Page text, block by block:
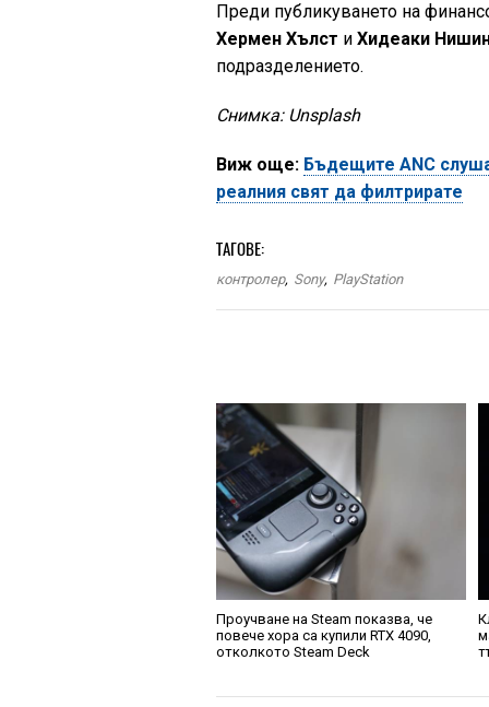
Преди публикуването на
Хермен Хълст иХидеаки
подразделението.
Снимка: Unsplash
Виж още: Бъдещите ANC
реалния свят да филтрирате
ТАГОВЕ:
контролер, Sony, PlayStation
Проучване на Steam показва, че
повече хора са купили RTX 4090,
отколкото Steam Deck